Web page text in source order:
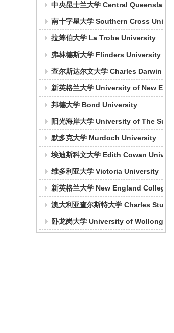
中央昆士兰大学 Central Queensland
南十字星大学 Southern Cross
拉筹伯大学 La Trobe University
弗林德斯大学 Flinders University
查尔斯达尔文大学 Charles Darwin
新英格兰大学 University of New
邦德大学 Bond University
阳光海岸大学 University of The
默多克大学 Murdoch University
埃迪斯科文大学 Edith Cowan
维多利亚大学 Victoria University
新英格兰大学 New England College
澳大利亚查尔斯特大学 Charles Sturt
卧龙岗大学 University of Wollongong